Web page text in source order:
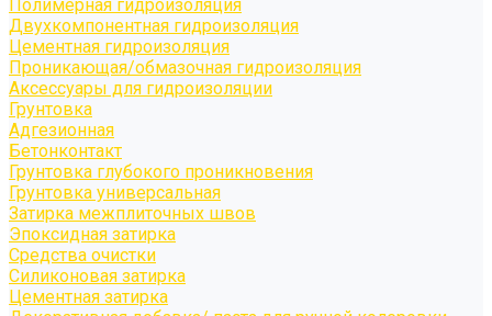
Полимерная гидроизоляция
Двухкомпонентная гидроизоляция
Цементная гидроизоляция
Проникающая/обмазочная гидроизоляция
Аксессуары для гидроизоляции
Грунтовка
Адгезионная
Бетонконтакт
Грунтовка глубокого проникновения
Грунтовка универсальная
Затирка межплиточных швов
Эпоксидная затирка
Средства очистки
Силиконовая затирка
Цементная затирка